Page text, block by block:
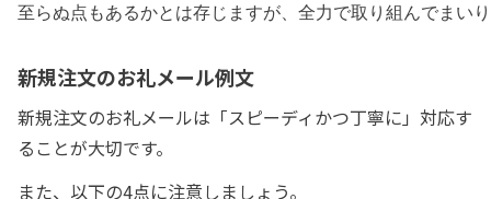
至らぬ点もあるかとは存じますが、全力で取り組んでまい
新規注文のお礼メール例文
新規注文のお礼メールは「スピーディかつ丁寧に」対応す
ることが大切です。
また、以下の4点に注意しましょう。